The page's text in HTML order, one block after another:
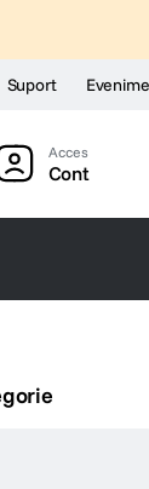
Suport
Cont